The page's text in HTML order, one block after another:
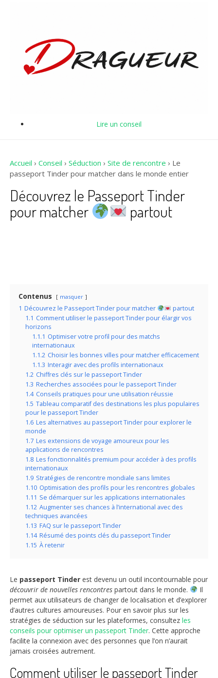
Lire un conseil
Accueil › Conseil › Séduction › Site de rencontre › Le
passeport Tinder pour matcher dans le monde entier
Découvrez le Passeport Tinder
pour matcher
partout
Contenus masquer
1 Découvrez le Passeport Tinder pour matcher
partout
1.1 Comment utiliser le passeport Tinder pour élargir vos
horizons
1.1.1 Optimiser votre profil pour des matchs
internationaux
1.1.2 Choisir les bonnes villes pour matcher efficacement
1.1.3 Interagir avec des profils internationaux
1.2 Chiffres clés sur le passeport Tinder
1.3 Recherches associées pour le passeport Tinder
1.4 Conseils pratiques pour une utilisation réussie
1.5 Tableau comparatif des destinations les plus populaires
pour le passeport Tinder
1.6 Les alternatives au passeport Tinder pour explorer le
monde
1.7 Les extensions de voyage amoureux pour les
applications de rencontres
1.8 Les fonctionnalités premium pour accéder à des profils
internationaux
1.9 Stratégies de rencontre mondiale sans limites
1.10 Optimisation des profils pour les rencontres globales
1.11 Se démarquer sur les applications internationales
1.12 Augmenter ses chances à l’international avec des
techniques avancées
1.13 FAQ sur le passeport Tinder
1.14 Résumé des points clés du passeport Tinder
1.15 À retenir
Le passeport Tinder est devenu un outil incontournable pour
découvrir de nouvelles rencontres partout dans le monde.
Il
permet aux utilisateurs de changer de localisation et d’explorer
d’autres cultures amoureuses. Pour en savoir plus sur les
stratégies de séduction sur les plateformes, consultez les
conseils pour optimiser un passeport Tinder. Cette approche
facilite la connexion avec des personnes que l’on n’aurait
jamais croisées autrement.
Comment utiliser le passeport Tinder